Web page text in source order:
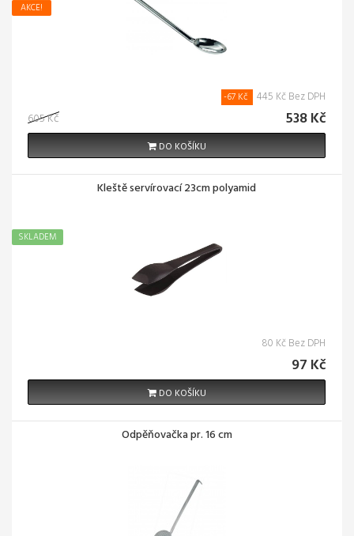
AKCE!
605 Kč
-67 Kč 445 Kč Bez DPH
538 Kč
DO KOŠÍKU
Kleště servírovací 23cm polyamid
SKLADEM
80 Kč Bez DPH
97 Kč
DO KOŠÍKU
Odpěňovačka pr. 16 cm